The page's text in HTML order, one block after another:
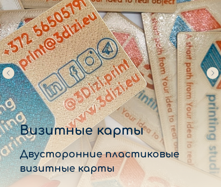
Визитные карты
Двусторонние пластиковые
визитные карты